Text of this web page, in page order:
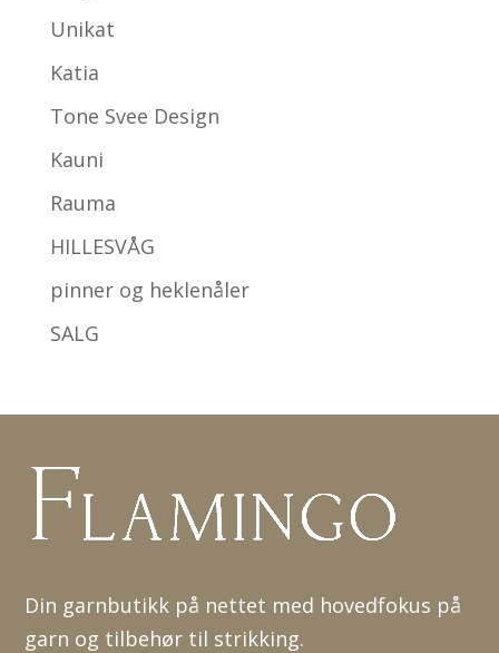
Unikat
Katia
Tone Svee Design
Kauni
Rauma
HILLESVÅG
pinner og heklenåler
SALG
Din garnbutikk på nettet med hovedfokus på
garn og tilbehør til strikking.